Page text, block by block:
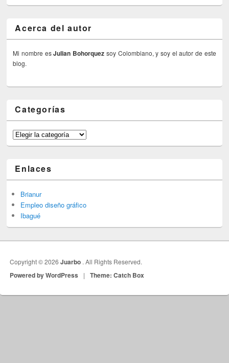
Acerca del autor
Mi nombre esJulian Bohorquez soy Colombiano, y soy el autor de este
blog.
Categorías
Categorías
Enlaces
Brianur
Empleo diseño gráfico
Ibagué
Copyright © 2026Juarbo . All Rights Reserved.
Powered by WordPress | Theme: Catch Box